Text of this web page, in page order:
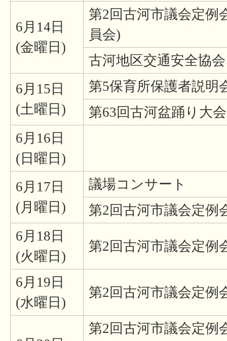
6月14日
(金曜日)
第2回古河市議会定例
員会)
古河地区交通安全協
6月15日
(土曜日)
第5保育所保護者説明
第63回古河盆踊り大
6月16日
(日曜日)
6月17日
(月曜日)
議場コンサート
第2回古河市議会定例
6月18日
(火曜日)
第2回古河市議会定例
6月19日
(水曜日)
第2回古河市議会定例
第2回古河市議会定例